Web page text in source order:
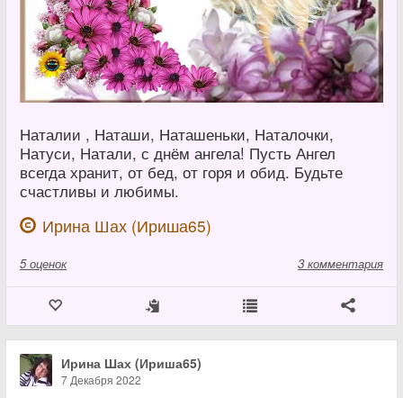
Наталии , Наташи, Наташеньки, Наталочки,
Натуси, Натали, с днём ангела! Пусть Ангел
всегда хранит, от бед, от горя и обид. Будьте
счастливы и любимы.
Ирина Шах (Ириша65)
5 оценок 3 комментария
Ирина Шах (Ириша65)
7 Декабря 2022